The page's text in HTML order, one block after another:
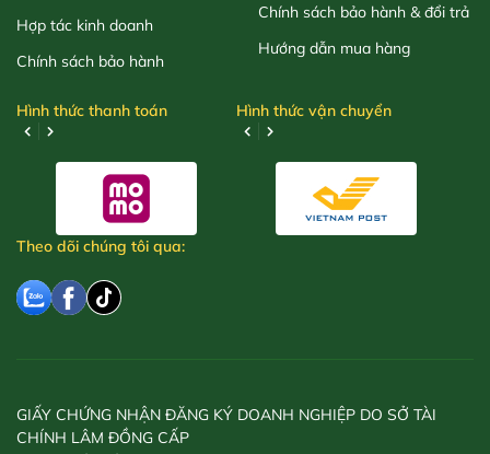
Hợp tác kinh doanh
Chính sách bảo hành
Chính sách bảo hành & đổi trả
Hướng dẫn mua hàng
Hình thức thanh toán Hình thức vận chuyển
Theo dõi chúng tôi qua:
GIẤY CHỨNG NHẬN ĐĂNG KÝ DOANH NGHIỆP DO SỞ TÀI
CHÍNH LÂM ĐỒNG CẤP